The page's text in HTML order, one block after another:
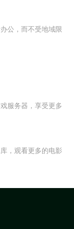
公，而不受地域限
服务器，享受更多
，观看更多的电影